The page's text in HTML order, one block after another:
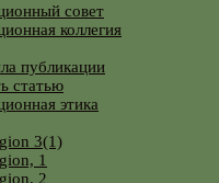
совет
коллегия
публикации
статью
этика
3(1)
1
2